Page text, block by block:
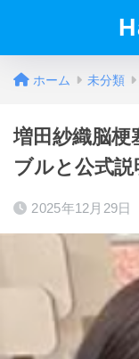
ホーム 未分類
増田紗織脳
ブルと公式
2025年12月29日